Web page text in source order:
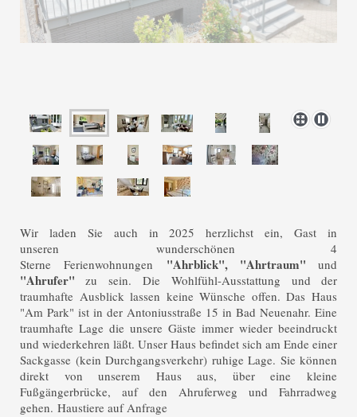
Wir laden Sie auch in 2025 herzlichst ein, Gast in
unseren wunderschönen 4
Sterne Ferienwohnungen "Ahrblick", "Ahrtraum" und
"Ahrufer" zu sein. Die Wohlfühl-Ausstattung und der
traumhafte Ausblick lassen keine Wünsche offen. Das Haus
"Am Park" ist in der Antoniusstraße 15 in Bad Neuenahr. Eine
traumhafte Lage die unsere Gäste immer wieder beeindruckt
und wiederkehren läßt. Unser Haus befindet sich am Ende einer
Sackgasse (kein Durchgangsverkehr) ruhige Lage. Sie können
direkt von unserem Haus aus, über eine kleine
Fußgängerbrücke, auf den Ahruferweg und Fahrradweg
gehen. Haustiere auf Anfrage